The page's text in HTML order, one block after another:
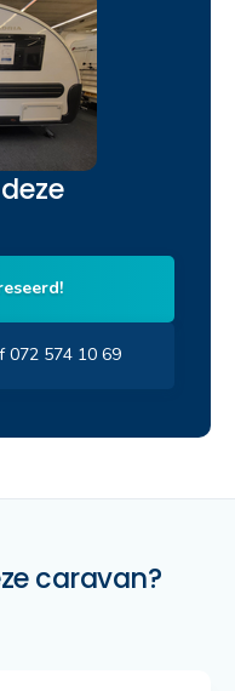
072 574 10 69
caravan?